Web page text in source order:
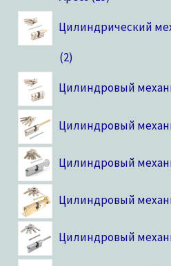
Цилиндрический
2
Цилиндровый
Цилиндровый
Цилиндровый
Цилиндровый
Цилиндровый